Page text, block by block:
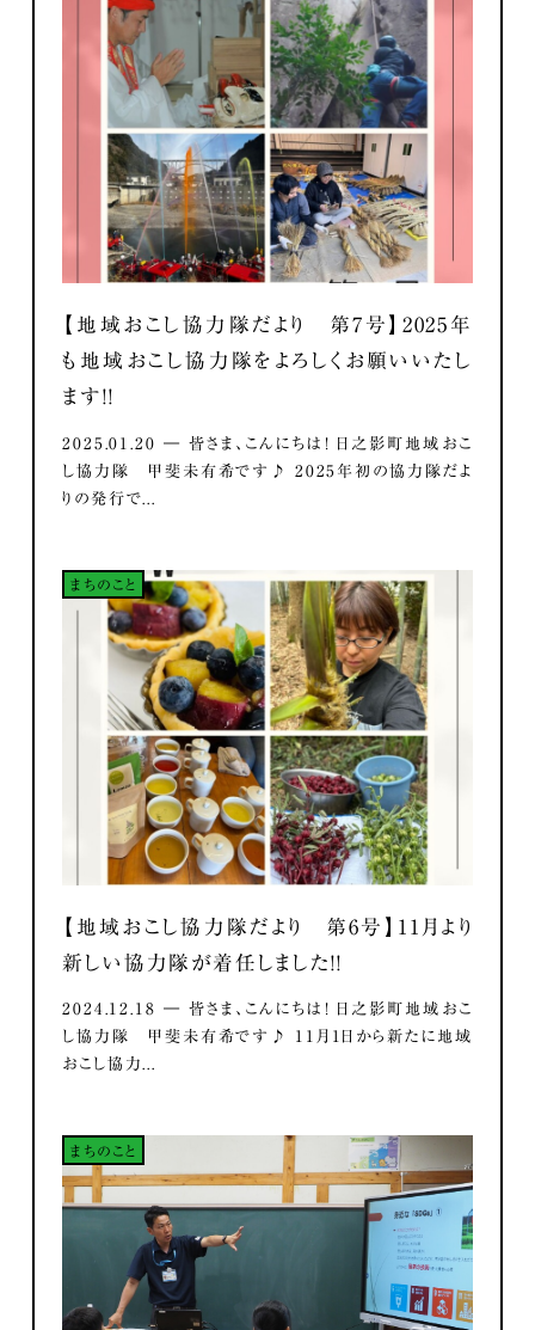
【地域おこし協力隊だより 第7号】2025年
も地域おこし協力隊をよろしくお願いいたし
ます！！
2025.01.20 ― 皆さま、こんにちは！ 日之影町地域おこ
し協力隊 甲斐未有希です♪ 2025年初の協力隊だよ
りの発行で...
まちのこと
【地域おこし協力隊だより 第6号】11月より
新しい協力隊が着任しました！！
2024.12.18 ― 皆さま、こんにちは！ 日之影町地域おこ
し協力隊 甲斐未有希です♪ 11月1日から新たに地域
おこし協力...
まちのこと